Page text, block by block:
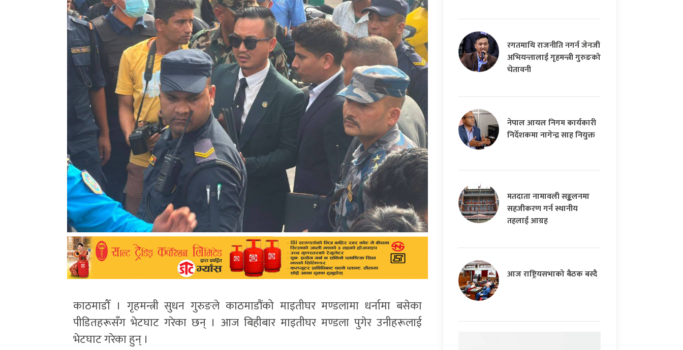
काठमाडौँ । गृहमन्त्री सुधन गुरुङले काठमाडौंको माइतीघर मण्डलामा धर्नामा बसेका
पीडितहरूसँग भेटघाट गरेका छन् । आज बिहीबार माइतीघर मण्डला पुगेर उनीहरूलाई
भेटघाट गरेका हुन् ।
रगतमाथि राजनीति नगर्न जेनजी
अभियन्तालाई गृहमन्त्री गुरुङको
चेतावनी
नेपाल आयल निगम कार्यकारी
निर्देशकमा नागेन्द्र साह नियुक्त
मतदाता नामावली सङ्कलनमा
सहजीकरण गर्न स्थानीय
तहलाई आग्रह
आज राष्ट्रियसभाको बैठक बस्दै